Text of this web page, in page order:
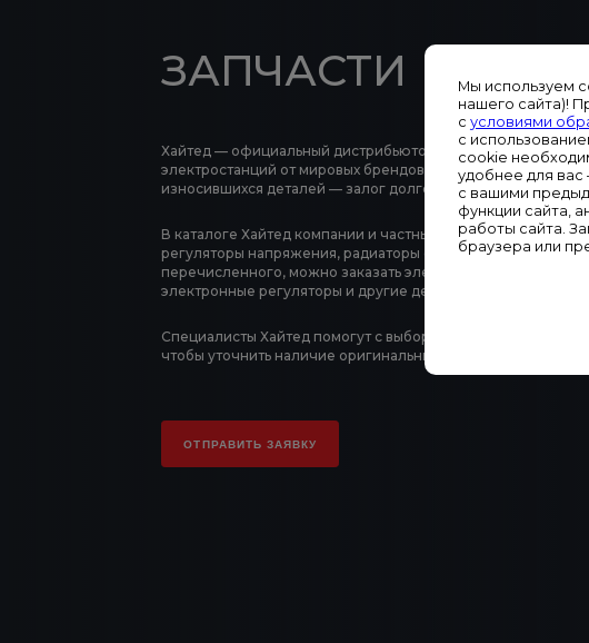
ЗАПЧАСТИ
Хайтед — официальный дистрибьютор оригинальных
электростанций от мировых брендов. Своевременное
износившихся деталей — залог долгой службы
В каталоге Хайтед компании и частные лица Москвы
регуляторы напряжения, радиаторы охлаждения,
перечисленного, можно заказать электроустановочные
электронные регуляторы и другие детали ДГУ разной
Специалисты Хайтед помогут с выбором, обеспечат
чтобы уточнить наличие оригинальных комплектующих,
ОТПРАВИТЬ ЗАЯВКУ
Мы используем
нашего сайта)!
с условиями
с
cookie
удобнее для
с вашими
функции сайта,
работы сайта.
браузера или